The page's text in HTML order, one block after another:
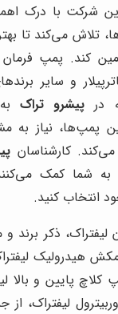
شرکت با درک
تلاش می‌کند تا
کند. پمپ فرمان
و سایر
در پیشرو تراک
پمپ‌ها، نیاز به
کارشناسان
شما کمک
انتخاب کنید.
ذکر برند و
هیدرولیک
کلاچ پایین و بالا
لیفتراک، از